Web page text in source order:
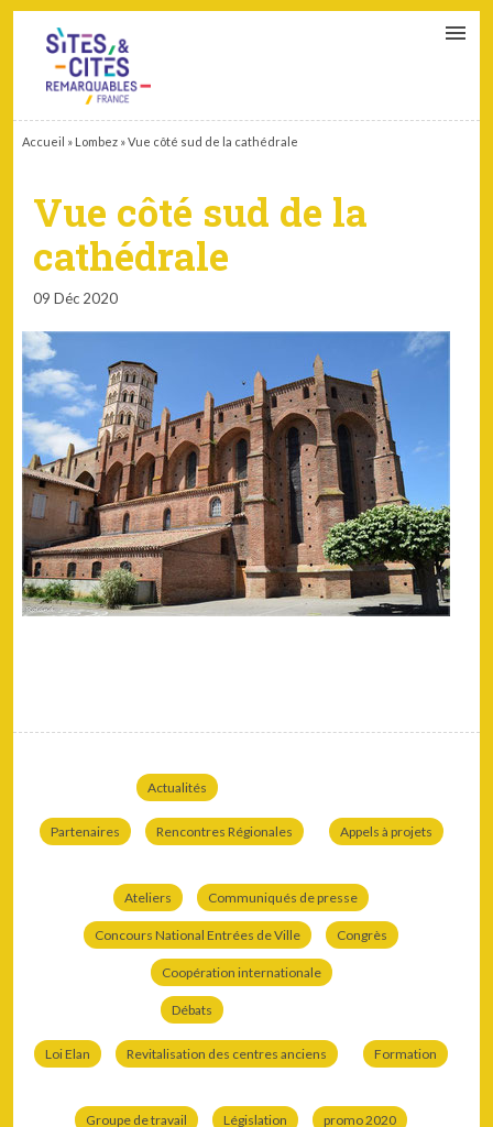
Accueil » Lombez »Vue côté sud de la cathédrale
Vue côté sud de la
cathédrale
09 Déc 2020
Actualités
Partenaires Rencontres Régionales Appels à projets
Ateliers Communiqués de presse
Concours National Entrées de Ville Congrès
Coopération internationale
Débats
Loi Elan Revitalisation des centres anciens Formation
Groupe de travail Législation promo 2020